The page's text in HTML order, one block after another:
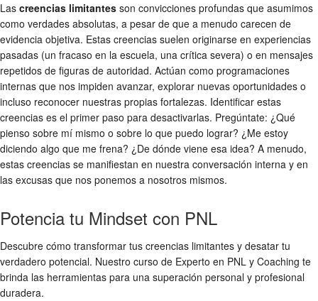
Las creencias limitantes son convicciones profundas que asumimos
como verdades absolutas, a pesar de que a menudo carecen de
evidencia objetiva. Estas creencias suelen originarse en experiencias
pasadas (un fracaso en la escuela, una crítica severa) o en mensajes
repetidos de figuras de autoridad. Actúan como programaciones
internas que nos impiden avanzar, explorar nuevas oportunidades o
incluso reconocer nuestras propias fortalezas. Identificar estas
creencias es el primer paso para desactivarlas. Pregúntate: ¿Qué
pienso sobre mí mismo o sobre lo que puedo lograr? ¿Me estoy
diciendo algo que me frena? ¿De dónde viene esa idea? A menudo,
estas creencias se manifiestan en nuestra conversación interna y en
las excusas que nos ponemos a nosotros mismos.
Potencia tu Mindset con PNL
Descubre cómo transformar tus creencias limitantes y desatar tu
verdadero potencial. Nuestro curso de Experto en PNL y Coaching te
brinda las herramientas para una superación personal y profesional
duradera.